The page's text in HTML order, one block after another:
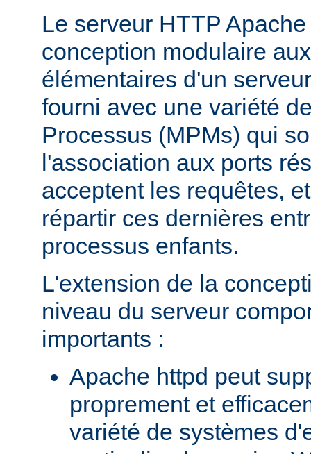
Le serveur HTTP
conception modulaire
élémentaires d'un
fourni avec une variété
Processus (MPMs) qui
l'association aux ports
acceptent les requêtes,
répartir ces dernières
processus enfants.
L'extension de la
niveau du serveur
importants :
Apache httpd peut
proprement et
variété de systèmes